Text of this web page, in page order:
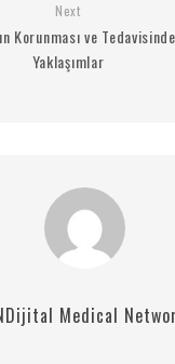
Next
Korunması ve
Yaklaşımlar
Medical